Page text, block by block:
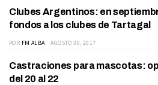
DEPARTAMENTO
Clubes Argentinos: en
fondos a los clubes de Tartagal
POR FM ALBA AGOSTO 30, 2017
Castraciones para mascotas:
del 20 al 22